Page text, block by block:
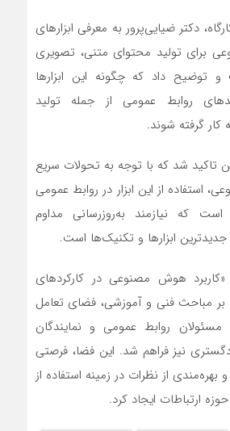
دکتر ضیایی‌پرور به معرفی ابزار‌های
برای تولید محتوای متنی، تصویری
توضیح داد که چگونه این ابزار‌ها
روابط عمومی از جمله تولید
گرفته شوند.
تاکید شد که با توجه به تحولات سریع
استفاده از این ابزار در روابط عمومی
که نیازمند به‌روزرسانی مداوم
ابزار‌ها و تکنیک‌ها است.
هوش مصنوعی در کارکرد‌های
بر مباحث فنی و آموزشی، فضای تعامل
روابط عمومی و نمایندگان
نیز فراهم شد. این فضا، فرصتی
بهره‌مندی از نظرات در زمینه استفاده از
ارتباطات ایجاد کرد.